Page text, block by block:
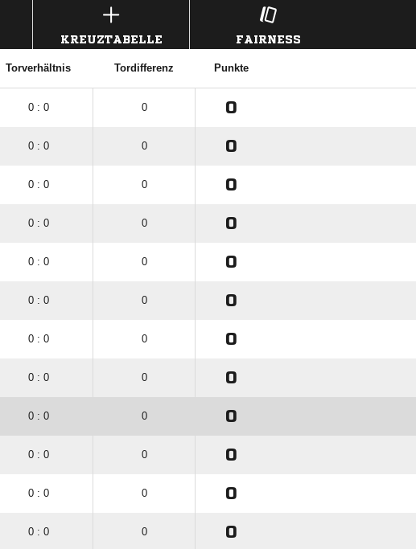
KREUZTABELLE FAIRNESS
Torverhältnis Tordifferenz Punkte
0 : 0 0 0
0 : 0 0 0
0 : 0 0 0
0 : 0 0 0
0 : 0 0 0
0 : 0 0 0
0 : 0 0 0
0 : 0 0 0
0 : 0 0 0
0 : 0 0 0
0 : 0 0 0
0 : 0 0 0